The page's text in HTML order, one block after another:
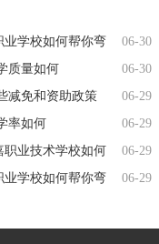
业学校如何帮你弯
06-30
质量如何
06-30
减免和资助政策
06-29
率如何
06-29
职业技术学校如何
06-29
业学校如何帮你弯
06-29